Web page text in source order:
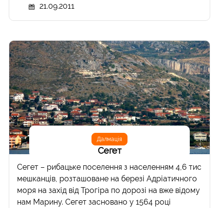
21.09.2011
Далмація
Сегет
Сегет – рибацьке поселення з населенням 4,6 тис
мешканців, розташоване на березі Адріатичного
моря на захід від Трогіра по дорозі на вже відому
нам Марину. Сегет засновано у 1564 році